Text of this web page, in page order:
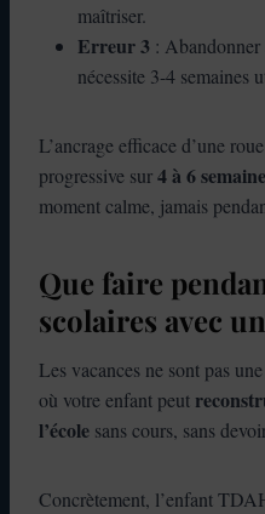
maîtriser.
Erreur 3 :
nécessite 3-4 semaines
L’ancrage efficace d’une
progressive sur4 à 6
moment calme, jamais
Que faire
scolaires avec
Les vacances ne sont pas
où votre enfant peut
l’école sans cours, sans
Concrètement, l’enfant